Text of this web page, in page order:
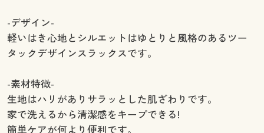
-デザイン-
軽いはき心地とシルエットはゆとりと風格のあるツー
タックデザインスラックスです。
-素材特徴-
生地はハリがありサラッとした肌ざわりです。
家で洗えるから清潔感をキープできる!
簡単ケアが何より便利です。